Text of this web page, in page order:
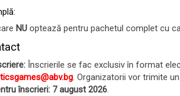
NU optează pentru pachetul complet cu
Înscrierile se fac exclusiv în format
. Organizatorii vor trimite
înscrieri: 7 august 2026.